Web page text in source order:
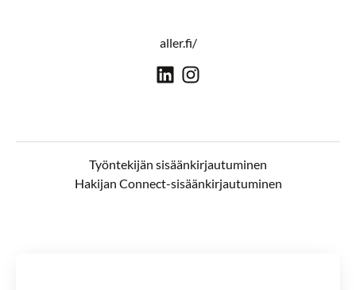
aller.fi/
Työntekijän sisäänkirjautuminen
Hakijan Connect-sisäänkirjautuminen